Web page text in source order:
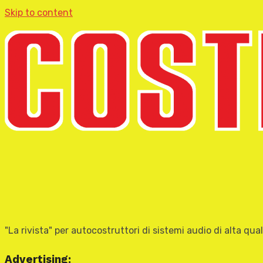
Skip to content
"La rivista" per autocostruttori di sistemi audio di alta
Advertising: